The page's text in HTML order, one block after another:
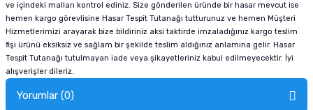
ve içindeki malları kontrol ediniz. Size gönderilen üründe bir hasar mevcut ise
hemen kargo görevlisine Hasar Tespit Tutanağı tutturunuz ve hemen Müşteri
Hizmetlerimizi arayarak bize bildiriniz aksi taktirde imzaladığınız kargo teslim
fişi ürünü eksiksiz ve sağlam bir şekilde teslim aldığınız anlamına gelir. Hasar
Tespit Tutanağı tutulmayan iade veya şikayetleriniz kabul edilmeyecektir. İyi
alışverişler dileriz.
Yorumlar (0)